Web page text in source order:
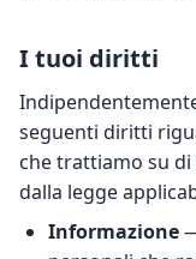
I tuoi diritti
seguenti diritti
che trattiamo su
dalla legge
Informazione